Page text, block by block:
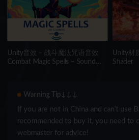
Unity音效 – 战斗魔法咒语音效
Combat Magic Spells – Sound
Unity材
Shader
Warning Tip↓↓↓
If you are not in China and can’t use
recommended to buy it, you need to
webmaster for advice!